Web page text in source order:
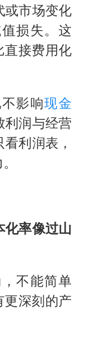
或市场变化
损失。这
接费用化
影响现金
利润与经营
利润表，
化率像过山
不能简单
深刻的产